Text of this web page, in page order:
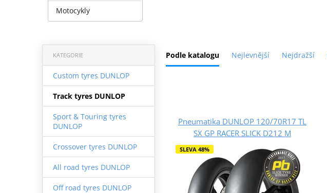
Podle katalogu Nejlevnější Nejdražší
KATEGORIE
Custom tyres DUNLOP
Track tyres DUNLOP
Sport & Touring tyres
DUNLOP
Crossover tyres DUNLOP
All road tyres DUNLOP
Off road tyres DUNLOP
Pneumatika DUNLOP 120/70R17 TL
SX GP RACER SLICK D212 M
SLEVA 48%
Motocykly